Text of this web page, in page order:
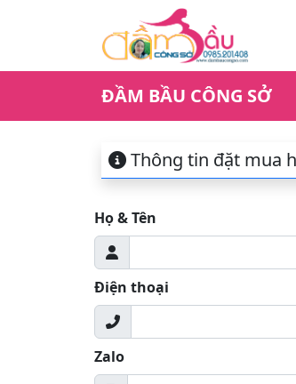
ĐẦM BẦU CÔNG SỞ
Thông tin đặt mua
Họ & Tên
Điện thoại
Zalo